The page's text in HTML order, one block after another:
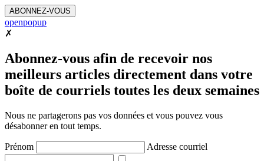
ABONNEZ-VOUS
openpopup
✗
Abonnez-vous afin de recevoir nos
meilleurs articles directement dans votre
boîte de courriels toutes les deux semaines
Nous ne partagerons pas vos données et vous pouvez vous
désabonner en tout temps.
Prénom Adresse courriel